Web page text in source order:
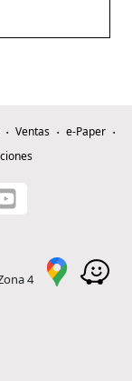
Ventas
e-Paper
4